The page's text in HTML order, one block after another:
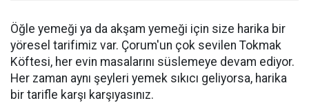
Öğle yemeği ya da akşam yemeği için size harika bir
yöresel tarifimiz var. Çorum'un çok sevilen Tokmak
Köftesi, her evin masalarını süslemeye devam ediyor.
Her zaman aynı şeyleri yemek sıkıcı geliyorsa, harika
bir tarifle karşı karşıyasınız.